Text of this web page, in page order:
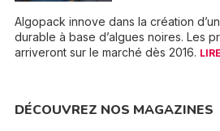
Algopack innove dans la création
durable à base d’algues noires. Les
arriveront sur le marché dès 2016.
DÉCOUVREZ NOS MAGAZINES